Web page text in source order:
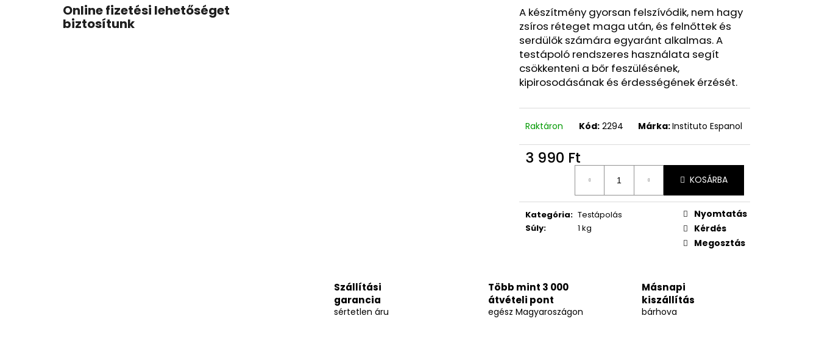
Online fizetési lehetőséget
biztosítunk
A készítmény gyorsan felszívódik, nem hagy
zsíros réteget maga után, és felnőttek és
serdülők számára egyaránt alkalmas. A
testápoló rendszeres használata segít
csökkenteni a bőr feszülésének,
kipirosodásának és érdességének érzését.
Raktáron Kód: 2294 Márka:Instituto Espanol
3 990 Ft
KOSÁRBA
Kategória: Testápolás
Súly: 1 kg
Nyomtatás
Kérdés
Megosztás
Szállítási
garancia
sértetlen áru
Több mint 3 000
átvételi pont
egész Magyaroszágon
Másnapi
kiszállítás
bárhova